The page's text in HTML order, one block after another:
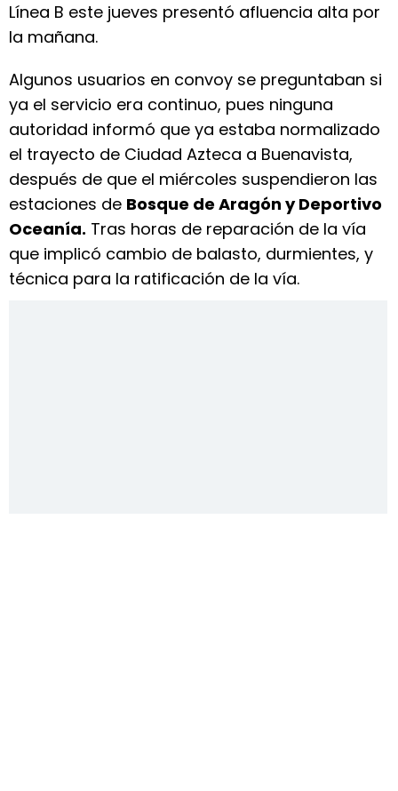
Línea B este jueves presentó afluencia alta por
la mañana.
Algunos usuarios en convoy se preguntaban si
ya el servicio era continuo, pues ninguna
autoridad informó que ya estaba normalizado
el trayecto de Ciudad Azteca a Buenavista,
después de que el miércoles suspendieron las
estaciones de Bosque de Aragón y Deportivo
Oceanía. Tras horas de reparación de la vía
que implicó cambio de balasto, durmientes, y
técnica para la ratificación de la vía.